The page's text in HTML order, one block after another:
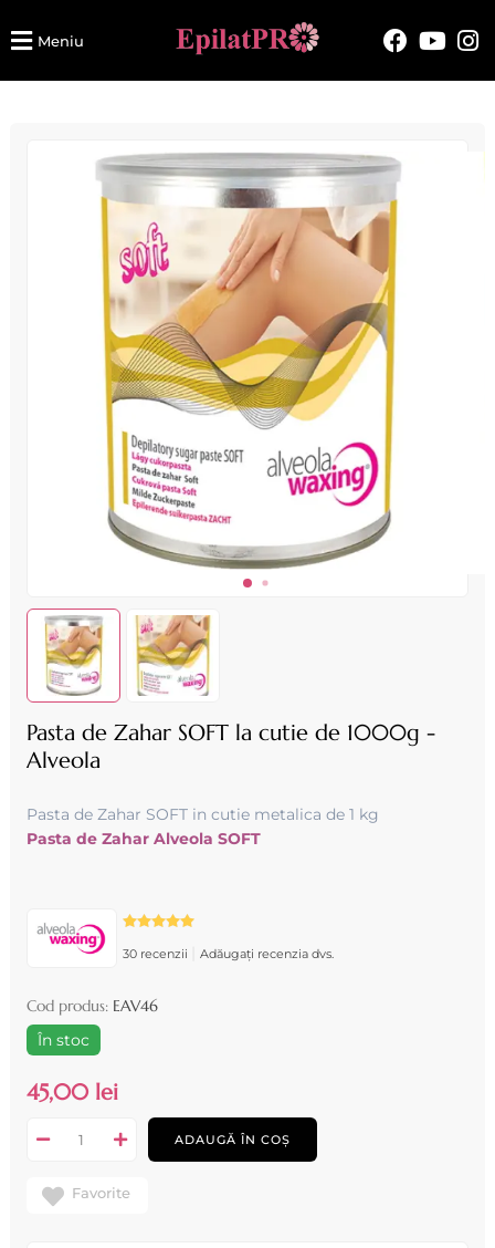
Meniu
Pasta de Zahar SOFT la cutie de 1000g -
Alveola
Pasta de Zahar SOFT in cutie metalica de 1 kg
Pasta de Zahar Alveola SOFT
30 recenzii Adăugați recenzia dvs.
Cod produs: EAV46
În stoc
45,00 lei
ADAUGĂ ÎN COȘ
Favorite